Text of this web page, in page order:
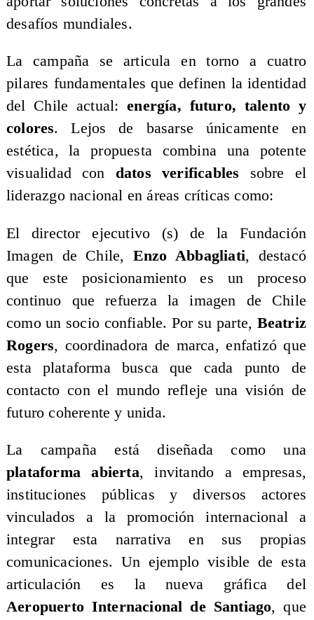
desafíos mundiales.
La campaña se articula en torno a cuatro
pilares fundamentales que definen la identidad
del Chile actual:energía, futuro, talento y
colores. Lejos de basarse únicamente en
estética, la propuesta combina una potente
visualidad con datos verificables sobre el
liderazgo nacional en áreas críticas como:
El director ejecutivo (s) de la Fundación
Imagen de Chile, Enzo Abbagliati, destacó
que este posicionamiento es un proceso
continuo que refuerza la imagen de Chile
como un socio confiable. Por su parte, Beatriz
Rogers, coordinadora de marca, enfatizó que
esta plataforma busca que cada punto de
contacto con el mundo refleje una visión de
futuro coherente y unida.
La campaña está diseñada como una
plataforma abierta, invitando a empresas,
instituciones públicas y diversos actores
vinculados a la promoción internacional a
integrar esta narrativa en sus propias
comunicaciones. Un ejemplo visible de esta
articulación es la nueva gráfica del
Aeropuerto Internacional de Santiago, que